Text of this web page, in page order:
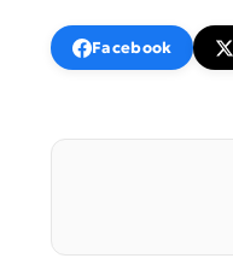
Facebook